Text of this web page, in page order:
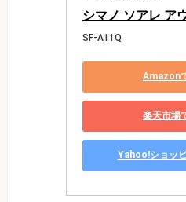
シマノ ソアレ ア
SF-A11Q
Amazon
楽天市場
Yahoo!ショッ